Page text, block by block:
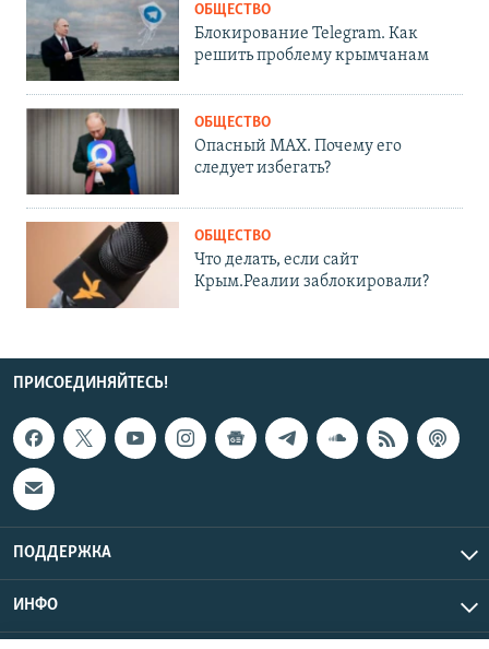
ОБЩЕСТВО
Блокирование Telegram. Как
решить проблему крымчанам
ОБЩЕСТВО
Опасный MAX. Почему его
следует избегать?
ОБЩЕСТВО
Что делать, если сайт
Крым.Реалии заблокировали?
ПРИСОЕДИНЯЙТЕСЬ!
ПОДДЕРЖКА
ИНФО